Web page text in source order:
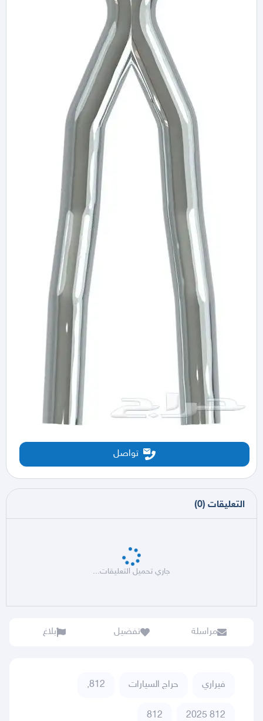
تواصل
التعليقات (
0
)
جاري تحميل التعليقات...
مراسلة تفضيل بلاغ
فيراري حراج السيارات 812,
812 2025
812